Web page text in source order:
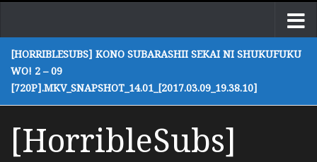
[HORRIBLESUBS] KONO SUBARASHII SEKAI NI SHUKUFUKU
WO! 2 – 09
[720P].MKV_SNAPSHOT_14.01_[2017.03.09_19.38.10]
[HorribleSubs]